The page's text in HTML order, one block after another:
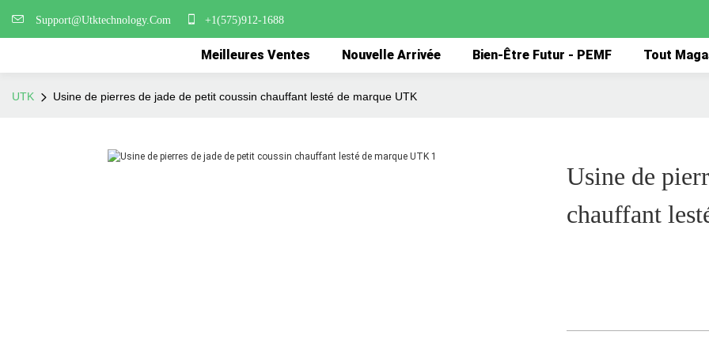
Support@Utktechnology.Com +1(575)912-1688
Meilleures Ventes Nouvelle Arrivée Bien-Être Futur - PEMF Tout
UTK Usine de pierres de jade de petit coussin chauffant lesté de marque UTK
Usine de
chauffant